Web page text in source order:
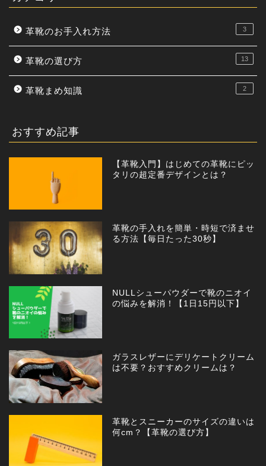
革靴のお手入れ方法 3
革靴の選び方 13
革靴まめ知識 2
おすすめ記事
【革靴入門】はじめての革靴にピッ
タリの超定番デザインとは？
革靴の手入れを簡単・時短で済ませ
る方法【毎日たった30秒】
NULLシューパウダーで靴のニオイ
の悩みを解消！【1日15円以下】
ガラスレザーにデリケートクリーム
は不要？おすすめクリームは？
革靴とスニーカーのサイズの違いは
何cm？【革靴の選び方】